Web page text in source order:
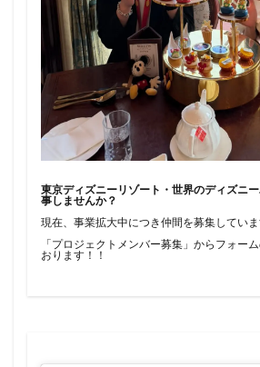
東京ディズニーリゾート・世界のディズニ
事しませんか？
現在、事業拡大中につき仲間を募集していま
「プロジェクトメンバー募集」からフォー
おります！！